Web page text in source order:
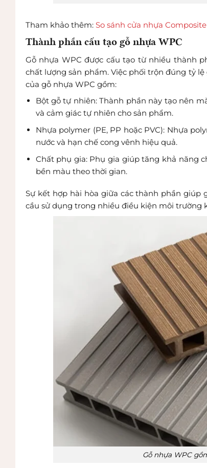
Tham khảo thêm: So sánh cửa nhựa
Thành phần cấu tạo gỗ nhựa WPC
Gỗ nhựa WPC được cấu tạo từ nhiều thành
chất lượng sản phẩm. Việc phối trộn đúng tỷ
của gỗ nhựa WPC gồm:
Bột gỗ tự nhiên: Thành phần này tạo nên
và cảm giác tự nhiên cho sản phẩm.
Nhựa polymer (PE, PP hoặc PVC): Nhựa
nước và hạn chế cong vênh hiệu quả.
Chất phụ gia: Phụ gia giúp tăng khả năng
bền màu theo thời gian.
Sự kết hợp hài hòa giữa các thành phần giúp
cầu sử dụng trong nhiều điều kiện môi trường
Gỗ nhựa WPC